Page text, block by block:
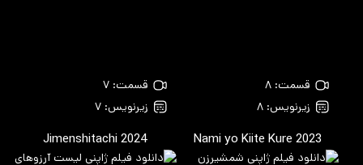
قسمت: ۸
زیرنویس: ۸
Nami yo Kiite Kure 2023
قسمت: ۷
زیرنویس: ۷
Jimenshitachi2024